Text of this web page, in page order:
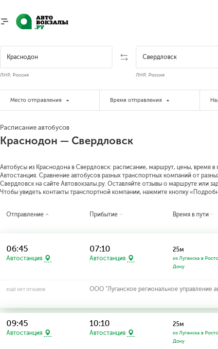
ЛНР, Россия ЛНР, Россия
Место отправления Время отправления
Расписание автобусов
Краснодон — Свердловск
Автобусы из Краснодона в Свердловск: расписание, маршрут, цены, время
Автостанция. Сравнение автобусов разных транспортных компаний от
Свердловск на сайте Автовокзалы.ру. Оставляйте отзывы о маршруте или
Чтобы увидеть контакты транспортной компании, нажмите кнопку
Отправление Прибытие Время в пути
06:45
Автостанция
07:10
Автостанция
25м
из Луганска в
Дону
ещё нет отзывов ООО "Луганское региональное управление
09:45
Автостанция
10:10
Автостанция
25м
из Луганска в
Дону